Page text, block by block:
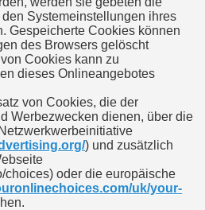
Systemeinstellungen ihres
Gespeicherte Cookies können
des Browsers gelöscht
Cookies kann zu
dieses Onlineangebotes
von Cookies, die der
Werbezwecken dienen, über die
) und zusätzlich
choices) oder die europäische
uk/your-